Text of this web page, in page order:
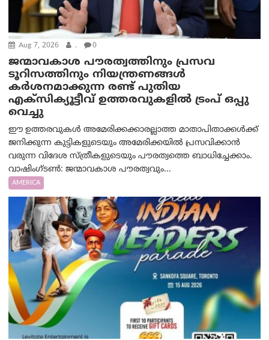
Aug 7, 2026 . 0
ജന്മാവകാശ പൗരത്വത്തിനും പ്രസവ
ടൂറിസത്തിനും നിയന്ത്രണങ്ങൾ
കർശനമാക്കുന്ന രണ്ട് പുതിയ
എക്സിക്യൂട്ടീവ് ഉത്തരവുകളിൽ ട്രംപ് ഒപ്പു
വെച്ചു
ഈ ഉത്തരവുകൾ അമേരിക്കക്കാരല്ലാത്ത മാതാപിതാക്കൾക്ക്
ജനിക്കുന്ന കുട്ടികളുടെയും അമേരിക്കയിൽ പ്രസവിക്കാൻ
വരുന്ന വിദേശ സ്ത്രീകളുടെയും പൗരത്വത്തെ ബാധിച്ചേക്കാം.
വാഷിംഗ്ടണ്‍: ജന്മാവകാശ പൗരത്വവും...
AMERICA